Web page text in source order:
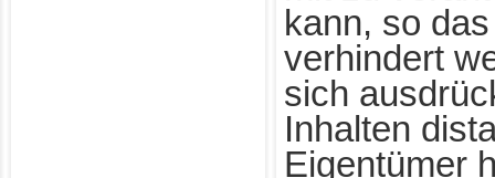
kann, so
verhindert
sich
Inhalten
Eigentümer